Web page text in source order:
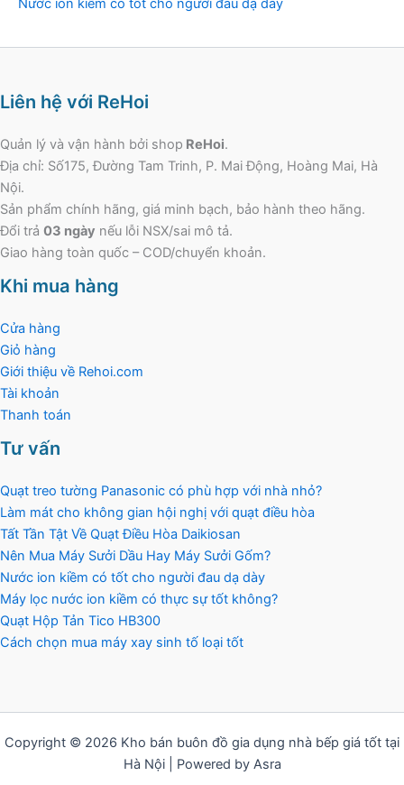
Nước ion kiềm có tốt cho người đau dạ dày
Liên hệ với ReHoi
Quản lý và vận hành bởi shop ReHoi.
Địa chỉ: Số175, Đường Tam Trinh, P. Mai Động, Hoàng Mai, Hà
Nội.
Sản phẩm chính hãng, giá minh bạch, bảo hành theo hãng.
Đổi trả 03 ngày nếu lỗi NSX/sai mô tả.
Giao hàng toàn quốc – COD/chuyển khoản.
Khi mua hàng
Cửa hàng
Giỏ hàng
Giới thiệu về Rehoi.com
Tài khoản
Thanh toán
Tư vấn
Quạt treo tường Panasonic có phù hợp với nhà nhỏ?
Làm mát cho không gian hội nghị với quạt điều hòa
Tất Tần Tật Về Quạt Điều Hòa Daikiosan
Nên Mua Máy Sưởi Dầu Hay Máy Sưởi Gốm?
Nước ion kiềm có tốt cho người đau dạ dày
Máy lọc nước ion kiềm có thực sự tốt không?
Quạt Hộp Tản Tico HB300
Cách chọn mua máy xay sinh tố loại tốt
Copyright © 2026 Kho bán buôn đồ gia dụng nhà bếp giá tốt tại
Hà Nội | Powered by Asra